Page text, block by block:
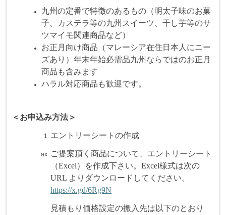
九州の定番で特徴のあるもの（明太子味のお菓
子、カステラ等の九州スイーツ、干し芋等のサ
ツマイモ関連商品など）
お正月向け商品（マレーシア在住日本人にニー
ズあり）年末年始必需品九州ならではのお正月
商品も含みます
ハラル対応商品も歓迎です。
＜お申込み方法＞
エントリーシートの作成
ご提案頂く商品について、エントリーシート
（Excel）を作成下さい。Excel様式は次の
URL よりダウンロードしてください。
https://x.gd/6Rg9N
見積もり価格設定の搬入先は以下のとおり